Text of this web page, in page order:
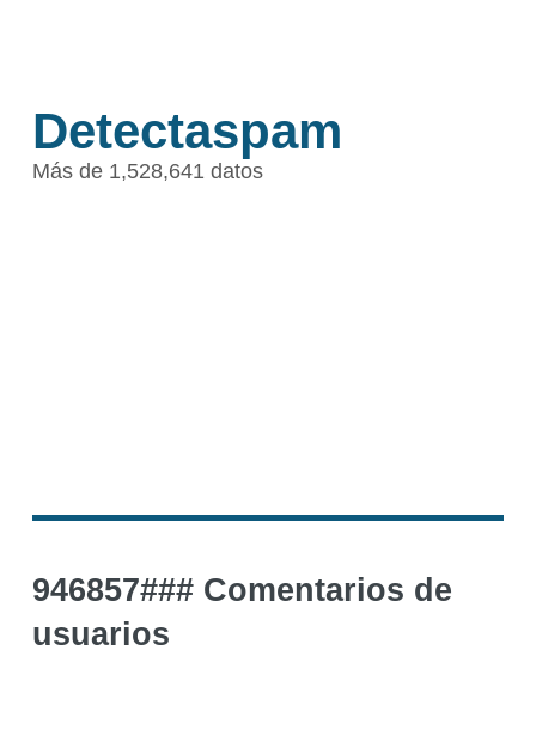
Detectaspam
Más de 1,528,641 datos
946857### Comentarios de
usuarios